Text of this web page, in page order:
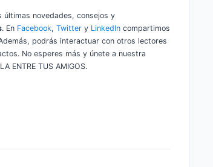
novedades, consejos y
. En Facebook, Twitter y LinkedIn compartimos
podrás interactuar con otros lectores
No esperes más y únete a nuestra
ENTRE TUS AMIGOS.